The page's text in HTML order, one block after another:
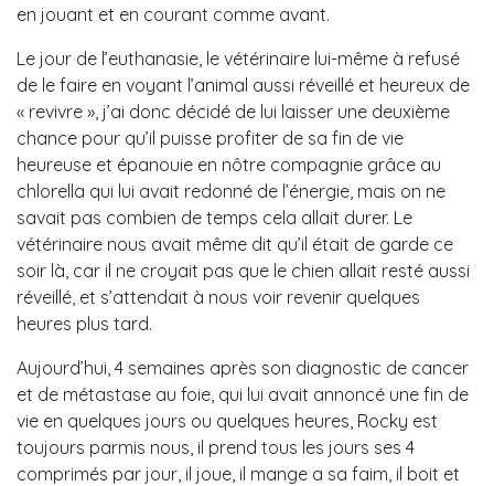
en jouant et en courant comme avant.
Le jour de l’euthanasie, le vétérinaire lui-même à refusé
de le faire en voyant l’animal aussi réveillé et heureux de
« revivre », j’ai donc décidé de lui laisser une deuxième
chance pour qu’il puisse profiter de sa fin de vie
heureuse et épanouie en nôtre compagnie grâce au
chlorella qui lui avait redonné de l’énergie, mais on ne
savait pas combien de temps cela allait durer. Le
vétérinaire nous avait même dit qu’il était de garde ce
soir là, car il ne croyait pas que le chien allait resté aussi
réveillé, et s’attendait à nous voir revenir quelques
heures plus tard.
Aujourd’hui, 4 semaines après son diagnostic de cancer
et de métastase au foie, qui lui avait annoncé une fin de
vie en quelques jours ou quelques heures, Rocky est
toujours parmis nous, il prend tous les jours ses 4
comprimés par jour, il joue, il mange a sa faim, il boit et